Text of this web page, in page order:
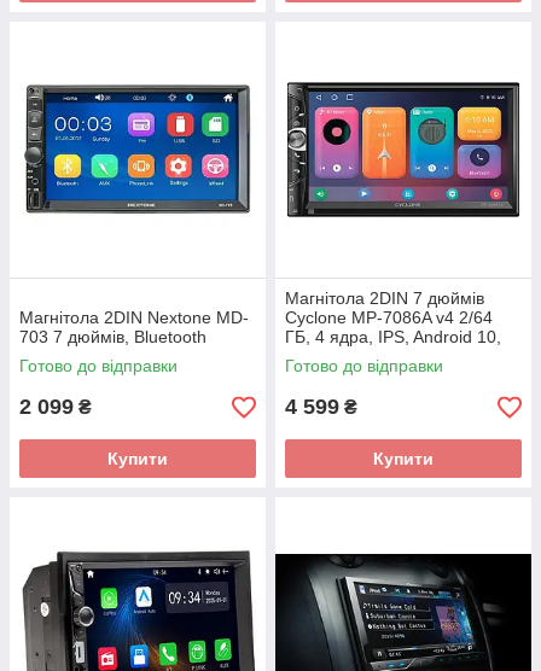
Магнітола 2DIN Nextone MD-
703 7 дюймів, Bluetooth
Готово до відправки
2 099 ₴
Купити
Магнітола 2DIN 7 дюймів
Cyclone MP-7086A v4 2/64
ГБ, 4 ядра, IPS, Android 10,
Bluetooth, GPS, CarPlay,
Android Auto
Готово до відправки
4 599 ₴
Купити